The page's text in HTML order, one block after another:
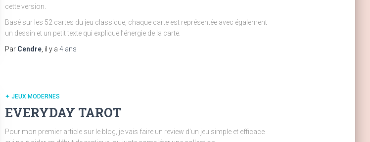
cette version.
Basé sur les 52 cartes du jeu classique, chaque carte est représentée avec également
un dessin et un petit texte qui explique l’énergie de la carte.
Par Cendre, il y a 4 ans
✦ JEUX MODERNES
EVERYDAY TAROT
Pour mon premier article sur le blog, je vais faire un review d’un jeu simple et efficace